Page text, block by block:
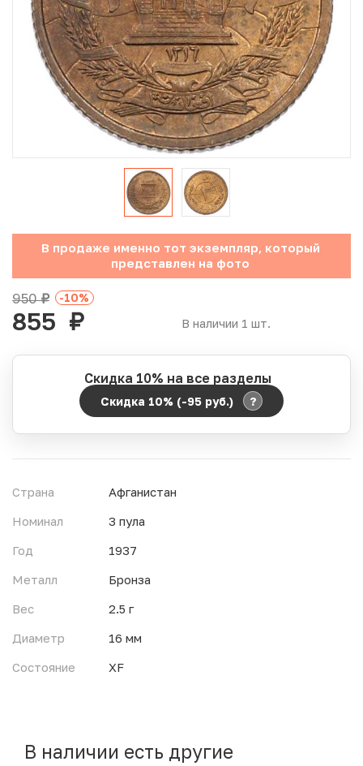
Юбилейные монеты Банка России (с 1999 года)
Памятные и инвестиционные монеты СССР и России
Иностранные монеты
Неофициальные выпуски монет (Unusual)
Античные и средневековые монеты
Инвестиционные монеты
В продаже именно тот экземпляр, который
представлен на фото
В наличии 1 шт.
950руб. -10%
855 руб.
Скидка 10% на все разделы
Скидка 10% (-95 руб.) ?
Период действия акции:
Время до окончания:
16
Страна
Афганистан
Номинал
3 пула
Год
1937
Металл
Бронза
Вес
2.5 г
Диаметр
16 мм
Состояние
XF
В наличии есть другие